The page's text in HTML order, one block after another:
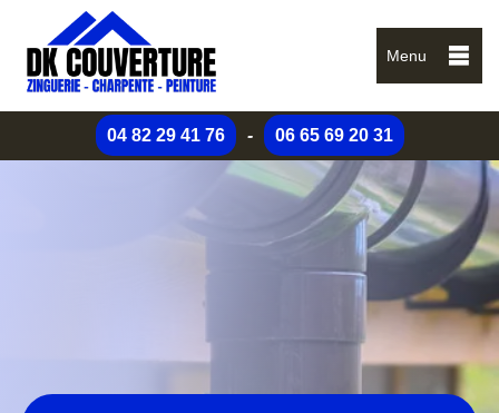
Menu
04 82 29 41 76 - 06 65 69 20 31